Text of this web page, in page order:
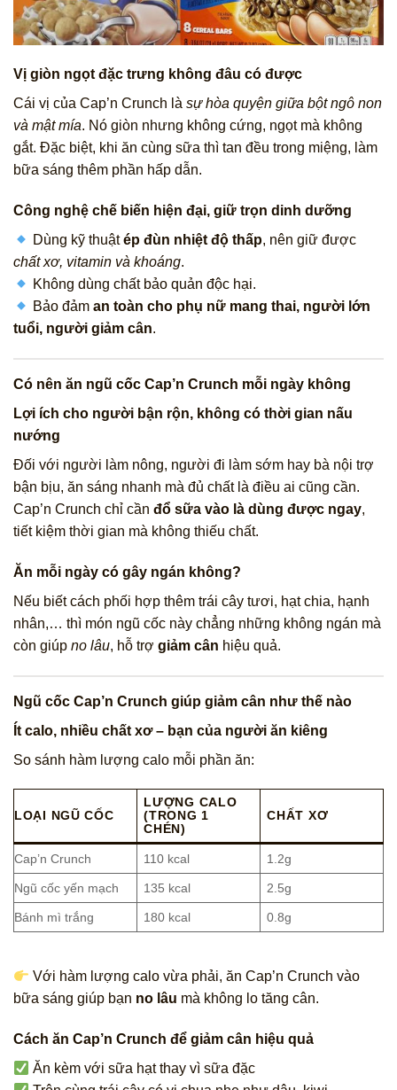
Vị giòn ngọt đặc trưng không đâu có được
Cái vị của Cap’n Crunch là sự hòa quyện giữa bột ngô non
và mật mía. Nó giòn nhưng không cứng, ngọt mà không
gắt. Đặc biệt, khi ăn cùng sữa thì tan đều trong miệng, làm
bữa sáng thêm phần hấp dẫn.
Công nghệ chế biến hiện đại, giữ trọn dinh dưỡng
Dùng kỹ thuậtép đùn nhiệt độ thấp, nên giữ được
chất xơ, vitamin và khoáng.
Không dùng chất bảo quản độc hại.
Bảo đảman toàn cho phụ nữ mang thai, người lớn
tuổi, người giảm cân.
Có nên ăn ngũ cốc Cap’n Crunch mỗi ngày không
Lợi ích cho người bận rộn, không có thời gian nấu
nướng
Đối với người làm nông, người đi làm sớm hay bà nội trợ
bận bịu, ăn sáng nhanh mà đủ chất là điều ai cũng cần.
Cap’n Crunch chỉ cần đổ sữa vào là dùng được ngay,
tiết kiệm thời gian mà không thiếu chất.
Ăn mỗi ngày có gây ngán không?
Nếu biết cách phối hợp thêm trái cây tươi, hạt chia, hạnh
nhân,… thì món ngũ cốc này chẳng những không ngán mà
còn giúp no lâu, hỗ trợ giảm cân hiệu quả.
Ngũ cốc Cap’n Crunch giúp giảm cân như thế nào
Ít calo, nhiều chất xơ – bạn của người ăn kiêng
So sánh hàm lượng calo mỗi phần ăn:
LOẠI NGŨ CỐC
LƯỢNG CALO
(TRONG 1
CHÉN)
CHẤT XƠ
Cap’n Crunch 110 kcal 1.2g
Ngũ cốc yến mạch 135 kcal 2.5g
Bánh mì trắng 180 kcal 0.8g
Với hàm lượng calo vừa phải, ăn Cap’n Crunch vào
bữa sáng giúp bạn no lâu mà không lo tăng cân.
Cách ăn Cap’n Crunch để giảm cân hiệu quả
Ăn kèm với sữa hạt thay vì sữa đặc